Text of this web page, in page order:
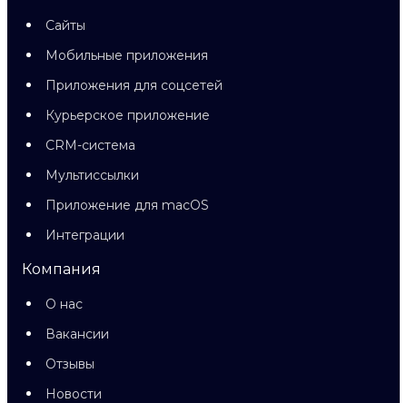
Сайты
Мобильные приложения
Приложения для соцсетей
Курьерское приложение
CRM-система
Мультиссылки
Приложение для macOS
Интеграции
Компания
О нас
Вакансии
Отзывы
Новости